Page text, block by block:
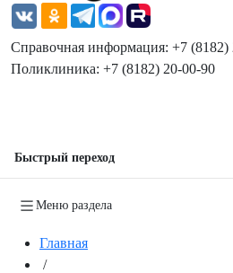
Справочная информация: +7 (8182)
Поликлиника: +7 (8182) 20-00-90
Быстрый переход
Меню раздела
Главная
/